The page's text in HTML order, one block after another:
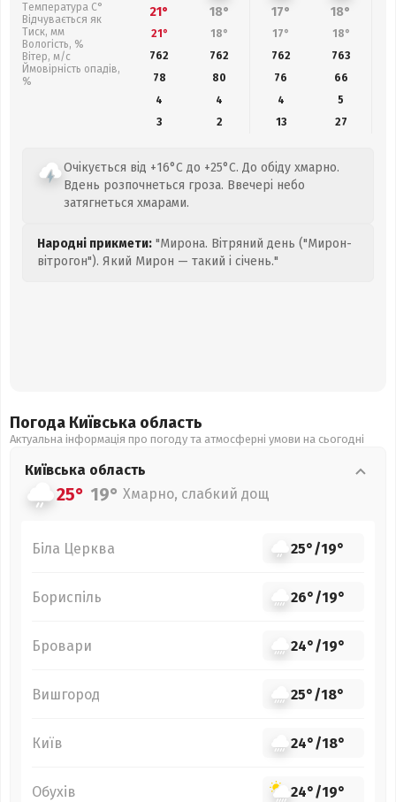
Температура С°
Відчувається як
Тиск, мм
Вологість, %
Вітер, м/с
Ймовірність опадів,
%
21° 18° 17° 18°
21° 18° 17° 18°
762
762 762 763
78
80 76 66
4
4 4
5
3
2 13 27
Очікується від +16°C до +25°C. До обіду хмарно.
Вдень розпочнеться гроза. Ввечері небо
затягнеться хмарами.
Народні прикмети: "Мирона. Вітряний день ("Мирон-
вітрогон"). Який Мирон — такий і січень."
Погода Київська область
Актуальна інформація про погоду та атмосферні умови на сьогодні
Київська область
25° 19° Хмарно, слабкий дощ
Біла Церква 25°/19°
Бориспіль 26°/19°
Бровари 24°/19°
Вишгород 25°/18°
Київ 24°/18°
Обухів 24°/19°